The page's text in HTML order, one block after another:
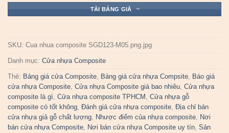
TẢI BẢNG GIÁ
SKU: Cua nhua composite SGD123-M05.png.jpg
Danh mục: Cửa nhựa Composite
Thẻ: Bảng giá cửa Composite, Bảng giá cửa nhựa Compsite, Báo giá
cửa nhựa Composite, Cửa nhựa Composite giá bao nhiêu, Cửa nhựa
composite là gì, Cửa nhựa composite TPHCM , Cửa nhựa gỗ
composite có tốt không, Đánh giá cửa nhựa composite, Địa chỉ bán
cửa nhựa giả gỗ chất lượng, Nhược điểm của nhựa composite, Nơi
bán cửa nhựa Composite, Nơi bán cửa nhựa Composite uy tín, Sản